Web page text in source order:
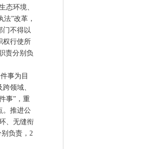
态环境、
”改革，
门不得以
权行使所
责分别负
事为目
领域、
事”，重
。推进公
、无缝衔
负责，2